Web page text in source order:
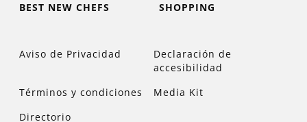
BEST NEW CHEFS
SHOPPING
Aviso de Privacidad
Declaración de
accesibilidad
Términos y condiciones
Media Kit
Directorio